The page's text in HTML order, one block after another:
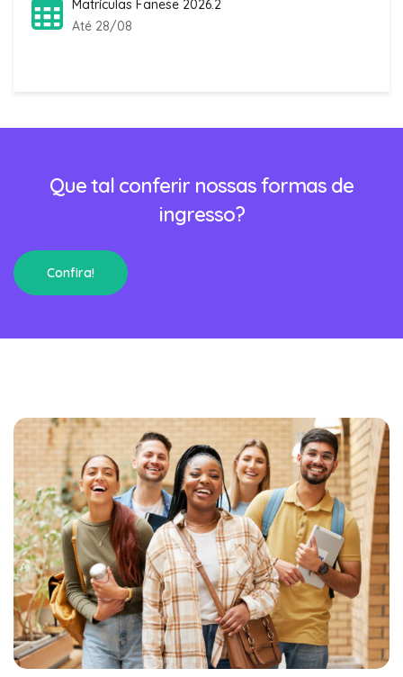
Matrículas Fanese 2026.2
Até 28/08
Que tal conferir nossas formas de
ingresso?
Confira!